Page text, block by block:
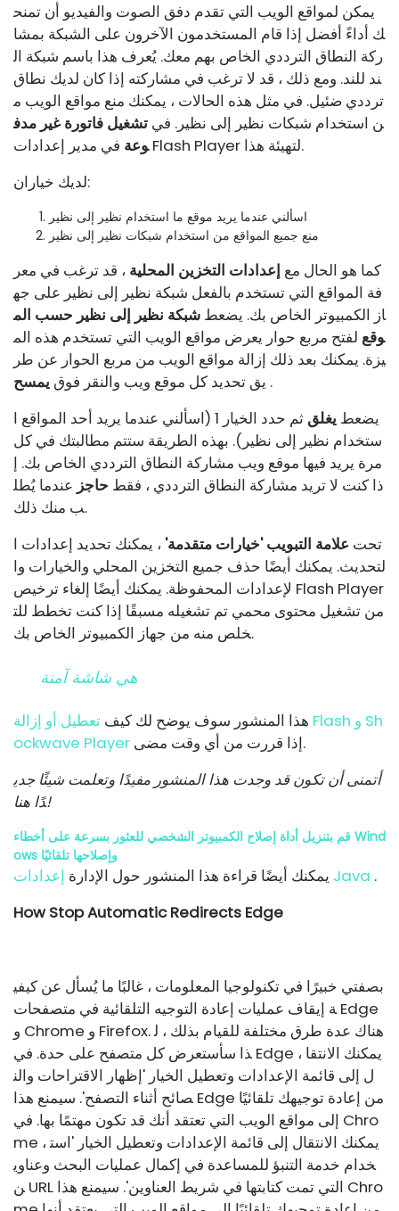
يمكن لمواقع الويب التي تقدم دفق الصوت والفيديو أن تمنح
ك أداءً أفضل إذا قام المستخدمون الآخرون على الشبكة بمشا
ركة النطاق الترددي الخاص بهم معك. يُعرف هذا باسم شبكة ال
ند للند. ومع ذلك ، قد لا ترغب في مشاركته إذا كان لديك نطاق
ترددي ضئيل. في مثل هذه الحالات ، يمكنك منع مواقع الويب م
ن استخدام شبكات نظير إلى نظير. في تشغيل فاتورة غير مدف
وعة
في مدير إعدادات Flash Player لتهيئة هذا.
لديك خياران:
اسألني عندما يريد موقع ما استخدام نظير إلى نظير
منع جميع المواقع من استخدام شبكات نظير إلى نظير
كما هو الحال مع إعدادات التخزين المحلية ، قد ترغب في معر
فة المواقع التي تستخدم بالفعل شبكة نظير إلى نظير على جه
از الكمبيوتر الخاص بك. يضعط شبكة نظير إلى نظير حسب الم
وقع لفتح مربع حوار يعرض مواقع الويب التي تستخدم هذه الم
يزة. يمكنك بعد ذلك إزالة مواقع الويب من مربع الحوار عن طر
يق تحديد كل موقع ويب والنقر فوق يمسح
.
يضعط يغلق
ثم حدد الخيار 1 (اسألني عندما يريد أحد المواقع ا
ستخدام نظير إلى نظير). بهذه الطريقة ستتم مطالبتك في كل
مرة يريد فيها موقع ويب مشاركة النطاق الترددي الخاص بك. إ
ذا كنت لا تريد مشاركة النطاق الترددي ، فقط حاجز عندما يُطل
ب منك ذلك.
تحت علامة التبويب 'خيارات متقدمة' ، يمكنك تحديد إعدادات ا
لتحديث. يمكنك أيضًا حذف جميع التخزين المحلي والخيارات وا
لإعدادات المحفوظة. يمكنك أيضًا إلغاء ترخيص Flash Player
من تشغيل محتوى محمي تم تشغيله مسبقًا إذا كنت تخطط للت
خلص منه من جهاز الكمبيوتر الخاص بك.
هي شاشة آمنة
هذا المنشور سوف يوضح لك كيف تعطيل أو إزالة Flash و Sh
ockwave Player
إذا قررت من أي وقت مضى.
أتمنى أن تكون قد وجدت هذا المنشور مفيدًا وتعلمت شيئًا جدي
دًا هنا!
قم بتنزيل أداة إصلاح الكمبيوتر الشخصي للعثور بسرعة على أخطاء Wind
ows وإصلاحها تلقائيًا
يمكنك أيضًا قراءة هذا المنشور حول الإدارة إعدادات Java .
How Stop Automatic Redirects Edge
بصفتي خبيرًا في تكنولوجيا المعلومات ، غالبًا ما يُسأل عن كيفي
ة إيقاف عمليات إعادة التوجيه التلقائية في متصفحات Edge
و Chrome و Firefox. هناك عدة طرق مختلفة للقيام بذلك ، ل
ذا سأستعرض كل متصفح على حدة. في Edge ، يمكنك الانتقا
ل إلى قائمة الإعدادات وتعطيل الخيار 'إظهار الاقتراحات والن
صائح أثناء التصفح'. سيمنع هذا Edge من إعادة توجيهك تلقائيًا
إلى مواقع الويب التي تعتقد أنك قد تكون مهتمًا بها. في Chro
me ، يمكنك الانتقال إلى قائمة الإعدادات وتعطيل الخيار 'است
خدام خدمة التنبؤ للمساعدة في إكمال عمليات البحث وعناوي
ن URL التي تمت كتابتها في شريط العناوين'. سيمنع هذا Chro